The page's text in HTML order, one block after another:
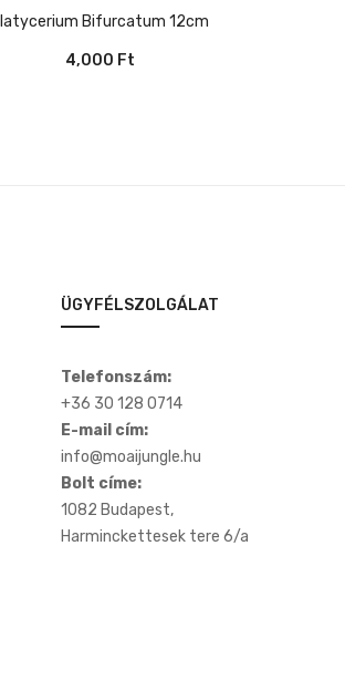
Platycerium Bifurcatum 12cm
4,000 Ft
ÜGYFÉLSZOLGÁLAT
Telefonszám:
+36 30 128 0714
E-mail cím:
info@moaijungle.hu
Bolt címe:
1082 Budapest,
Harminckettesek tere 6/a